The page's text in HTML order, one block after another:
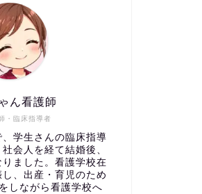
・臨床指導者
ん看護師
学生さんの臨床指導
会人を経て結婚後、
ました。看護学校在
、出産・育児のため
しながら看護学校へ